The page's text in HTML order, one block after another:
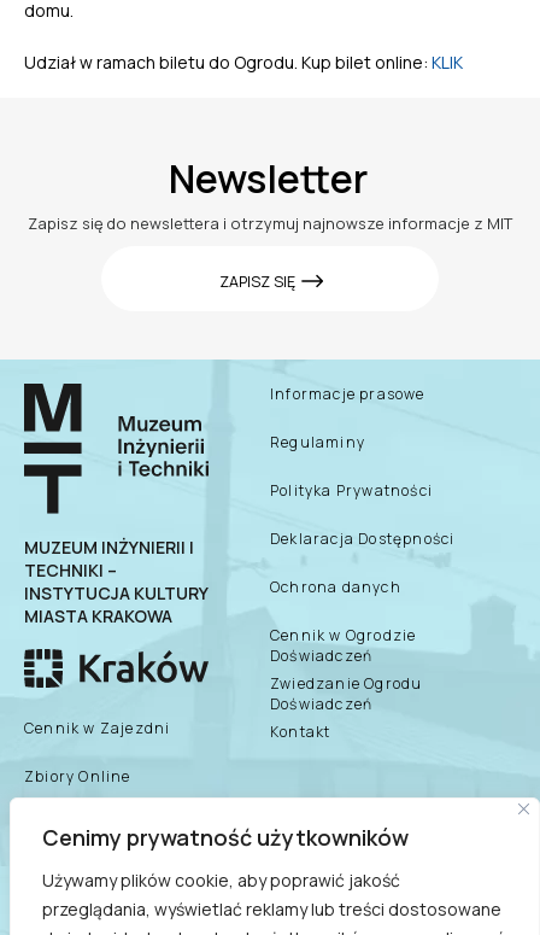
Cenimy prywatność użytkowników
Używamy plików cookie, aby poprawić jakość
przeglądania, wyświetlać reklamy lub treści dostosowane
domu.
Udział w ramach biletu do Ogrodu. Kup bilet online: KLIK
Newsletter
Zapisz się do newslettera i otrzymuj najnowsze informacje z MIT
ZAPISZ SIĘ
MUZEUM INŻYNIERII I
TECHNIKI –
INSTYTUCJA KULTURY
MIASTA KRAKOWA
Cennik w Zajezdni
Zbiory Online
Dane teleadresowe
Praca/Praktyki/Wolontariat
Informacje prasowe
Regulaminy
Polityka Prywatności
Deklaracja Dostępności
Ochrona danych
Cennik w Ogrodzie
Doświadczeń
Zwiedzanie Ogrodu
Doświadczeń
Kontakt
biuletyn informacji